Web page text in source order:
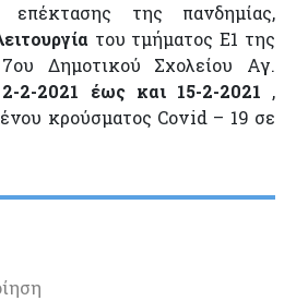
επέκτασης της πανδημίας,
του τμήματος E1 της
Δημοτικού Σχολείου Αγ.
2-2021 έως και 15-2-2021 ,
κρούσματος Covid – 19 σε